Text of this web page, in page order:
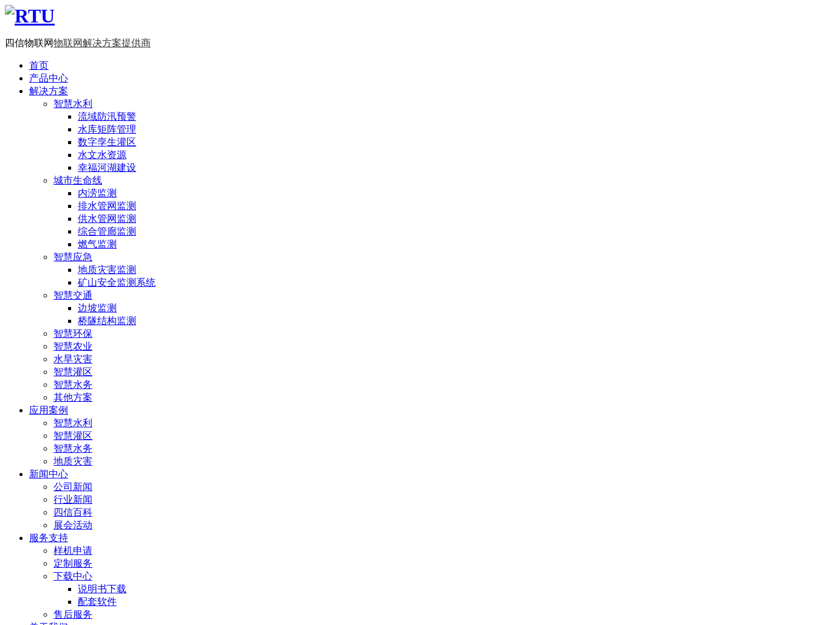
四信物联网物联网解决方案提供商
首页
产品中心
解决方案
智慧水利
流域防汛预警
水库矩阵管理
数字孪生灌区
水文水资源
幸福河湖建设
城市生命线
内涝监测
排水管网监测
供水管网监测
综合管廊监测
燃气监测
智慧应急
地质灾害监测
矿山安全监测系统
智慧交通
边坡监测
桥隧结构监测
智慧环保
智慧农业
水旱灾害
智慧灌区
智慧水务
其他方案
应用案例
智慧水利
智慧灌区
智慧水务
地质灾害
新闻中心
公司新闻
行业新闻
四信百科
展会活动
服务支持
样机申请
定制服务
下载中心
说明书下载
配套软件
售后服务